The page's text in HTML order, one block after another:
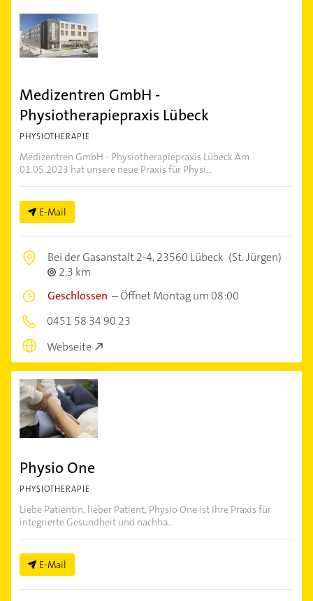
Medizentren GmbH -
Physiotherapiepraxis Lübeck
PHYSIOTHERAPIE
Medizentren GmbH - Physiotherapiepraxis Lübeck Am
01.05.2023 hat unsere neue Praxis für Physi...
E-Mail
Bei der Gasanstalt 2-4,23560 Lübeck (St. Jürgen)
2,3 km
Geschlossen –Öffnet Montag um 08:00
0451 58 34 90 23
Webseite
Physio One
PHYSIOTHERAPIE
Liebe Patientin, lieber Patient, Physio One ist Ihre Praxis für
integrierte Gesundheit und nachha...
E-Mail